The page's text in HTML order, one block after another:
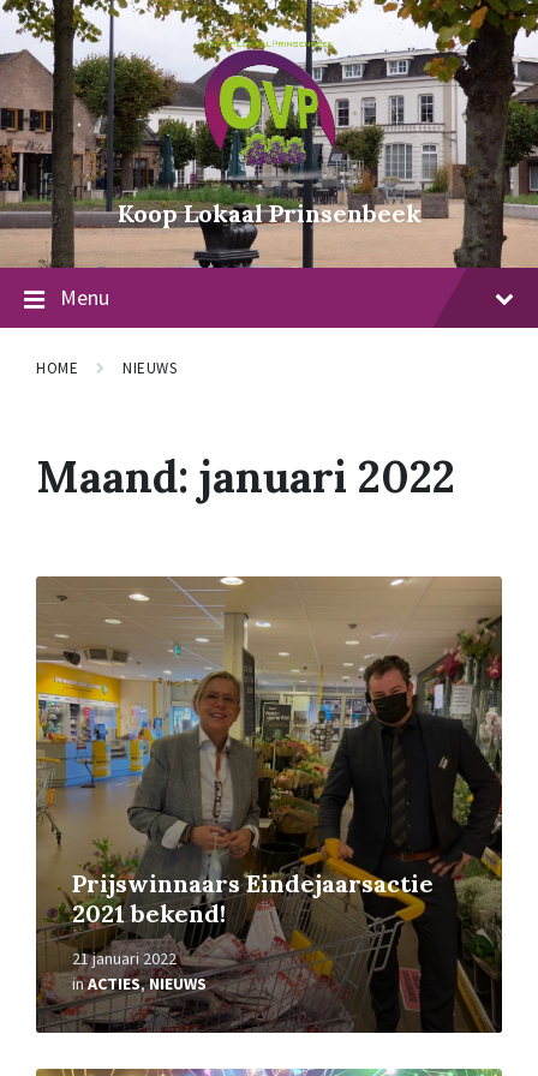
Doorgaan
naar
artikel
Ga
naar
voettekst
Koop Lokaal Prinsenbeek
Menu
HOME NIEUWS
Maand: januari 2022
Prijswinnaars Eindejaarsactie
2021 bekend!
21 januari 2022
inACTIES,NIEUWS
Lees
verder